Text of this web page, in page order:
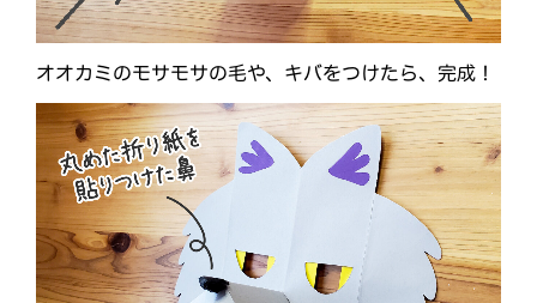
オオカミのモサモサの毛や、キバをつけたら、完成！